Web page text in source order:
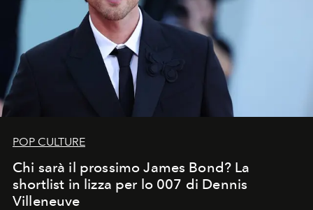
POP CULTURE
Chi sarà il prossimo James Bond? La
shortlist in lizza per lo 007 di Dennis
Villeneuve